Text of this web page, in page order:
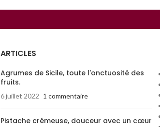
ARTICLES
Agrumes de Sicile, toute l'onctuosité des
fruits.
6 juillet 2022 1 commentaire
Pistache crémeuse, douceur avec un cœur